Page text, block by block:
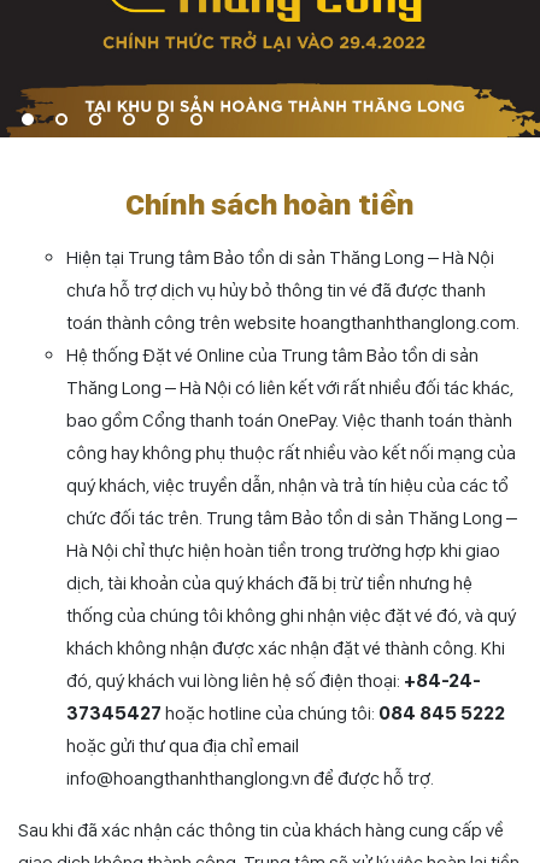
Chính sách hoàn tiền
Hiện tại Trung tâm Bảo tồn di sản Thăng Long – Hà Nội
chưa hỗ trợ dịch vụ hủy bỏ thông tin vé đã được thanh
toán thành công trên website hoangthanhthanglong.com.
Hệ thống Đặt vé Online của Trung tâm Bảo tồn di sản
Thăng Long – Hà Nội có liên kết với rất nhiều đối tác khác,
bao gồm Cổng thanh toán OnePay. Việc thanh toán thành
công hay không phụ thuộc rất nhiều vào kết nối mạng của
quý khách, việc truyền dẫn, nhận và trả tín hiệu của các tổ
chức đối tác trên. Trung tâm Bảo tồn di sản Thăng Long –
Hà Nội chỉ thực hiện hoàn tiền trong trường hợp khi giao
dịch, tài khoản của quý khách đã bị trừ tiền nhưng hệ
thống của chúng tôi không ghi nhận việc đặt vé đó, và quý
khách không nhận được xác nhận đặt vé thành công. Khi
đó, quý khách vui lòng liên hệ số điện thoại: +84-24-
37345427 hoặc hotline của chúng tôi: 084 845 5222
hoặc gửi thư qua địa chỉ email
info@hoangthanhthanglong.vn để được hỗ trợ.
Sau khi đã xác nhận các thông tin của khách hàng cung cấp về